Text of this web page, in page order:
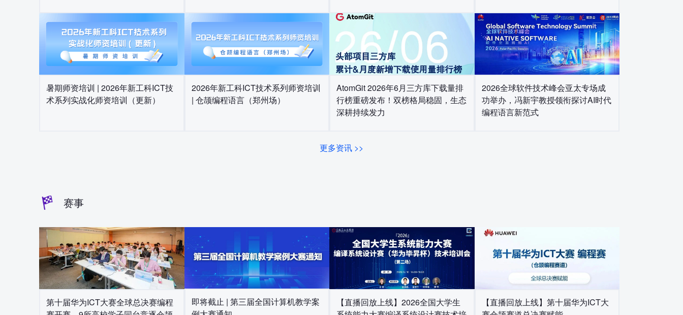
暑期师资培训 | 2026年新工科ICT技
术系列实战化师资培训（更新）
2026年新工科ICT技术系列师资培训
| 仓颉编程语言（郑州场）
AtomGit 2026年6月三方库下载量排
行榜重磅发布！双榜格局稳固，生态
深耕持续发力
2026全球软件技术峰会亚太专场成
功举办，冯新宇教授领衔探讨AI时代
编程语言新范式
更多资讯 >>
赛事
第十届华为ICT大赛全球总决赛编程
即将截止 | 第三届全国计算机教学案
【直播回放上线】2026全国大学生
【直播回放上线】第十届华为ICT大